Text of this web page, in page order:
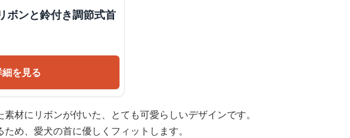
ボンと鈴付き調節式首
を見る
材にリボンが付いた、とても可愛らしいデザインです。
め、愛犬の首に優しくフィットします。